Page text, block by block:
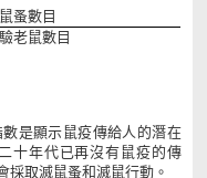
鼠蚤數目
老鼠數目
是顯示鼠疫傳給人的潛在
十年代已再沒有鼠疫的傳
採取滅鼠蚤和滅鼠行動。